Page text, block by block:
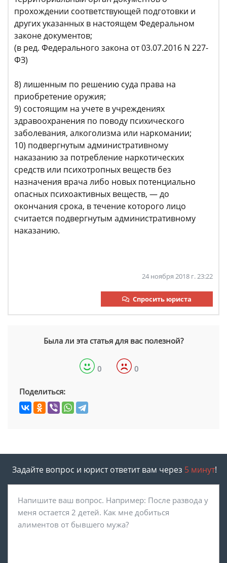
прохождении соответствующей подготовки и
других указанных в настоящем Федеральном
законе документов;
(в ред. Федерального закона от 03.07.2016 N 227-
ФЗ)
8) лишенным по решению суда права на
приобретение оружия;
9) состоящим на учете в учреждениях
здравоохранения по поводу психического
заболевания, алкоголизма или наркомании;
10) подвергнутым административному
наказанию за потребление наркотических
средств или психотропных веществ без
назначения врача либо новых потенциально
опасных психоактивных веществ, — до
окончания срока, в течение которого лицо
считается подвергнутым административному
наказанию.
24 ноября 2018 г. 23:22
Спросить юриста
Была ли эта статья для вас полезной?
0 0
Поделиться:
Задайте вопрос и юрист ответит вам через 5 минут!